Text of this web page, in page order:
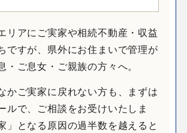
リアにご実家や相続不動産・収益
ですが、県外にお住まいで管理が
・ご息女・ご親族の方々へ。
かご実家に戻れない方も、まずは
ルで、ご相談をお受けいたしま
」となる原因の過半数を越えると